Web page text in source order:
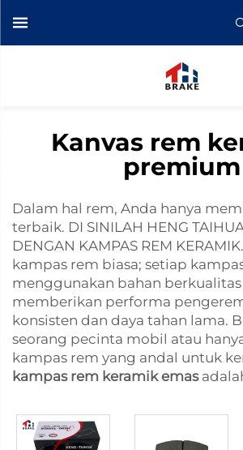
Kanvas rem
premium
Dalam hal rem, Anda hanya
terbaik. DI SINILAH HENG
DENGAN KAMPAS REM
kampas rem biasa; setiap
menggunakan bahan
memberikan performa
konsisten dan daya tahan lama.
seorang pecinta mobil atau
kampas rem yang andal untuk
kampas rem keramik emas